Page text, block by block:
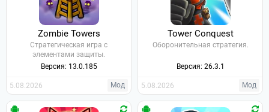
Zombie Towers
Стратегическая игра с
элементами защиты.
Версия: 13.0.185
5.08.2026 Мод
Tower Conquest
Оборонительная стратегия.
Версия: 26.3.1
5.08.2026 Мод